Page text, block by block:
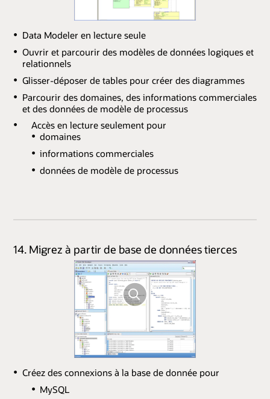
Data Modeler en lecture seule
Ouvrir et parcourir des modèles de données logiques et
relationnels
Glisser-déposer de tables pour créer des diagrammes
Parcourir des domaines, des informations commerciales
et des données de modèle de processus
Accès en lecture seulement pour
domaines
informations commerciales
données de modèle de processus
14. Migrez à partir de base de données tierces
Créez des connexions à la base de donnée pour
MySQL